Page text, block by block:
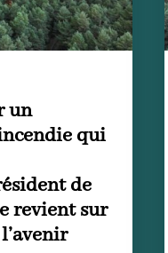
Société de Vènerie
un
qui
de
revient sur